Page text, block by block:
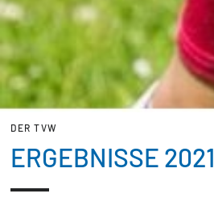
DER TVW
ERGEBNISSE 2021